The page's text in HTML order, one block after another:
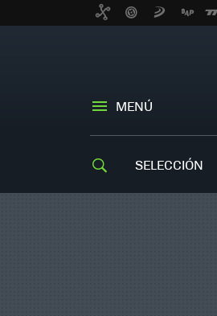
MENÚ
SELECCIÓN